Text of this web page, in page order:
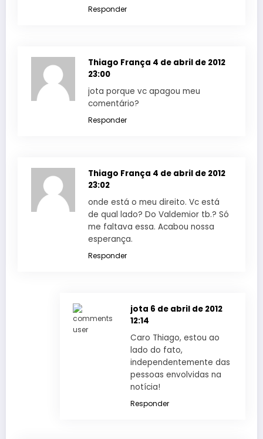
Responder
Thiago França 4 de abril de 2012
23:00
jota porque vc apagou meu
comentário?
Responder
Thiago França 4 de abril de 2012
23:02
onde está o meu direito. Vc está
de qual lado? Do Valdemior tb.? Só
me faltava essa. Acabou nossa
esperança.
Responder
jota 6 de abril de 2012
12:14
Caro Thiago, estou ao
lado do fato,
independentemente das
pessoas envolvidas na
notícia!
Responder